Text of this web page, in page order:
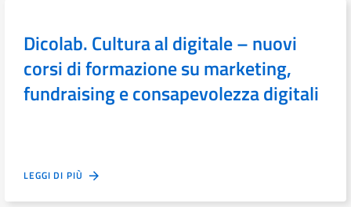
Dicolab. Cultura al digitale – nuovi
corsi di formazione su marketing,
fundraising e consapevolezza digitali
LEGGI DI PIÙ